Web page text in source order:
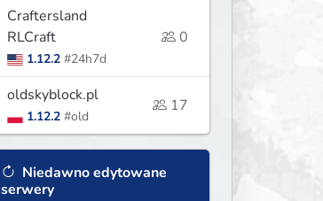
Craftersland
RLCraft
1.12.2 #24h7d
0
oldskyblock.pl
1.12.2 #old
17
Niedawno edytowane
serwery